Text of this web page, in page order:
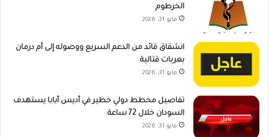
الخرطوم
مايو 31, 2026
انشقاق قائد من الدعم السريع ووصوله إلى أم درمان
بعربات قتالية
مايو 31, 2026
تفاصيل مخطط دولي خطير في أديس أبابا يستهدف
السودان خلال 72 ساعة
مايو 31, 2026